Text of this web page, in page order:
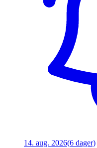
14. aug. 2026(6 dager)